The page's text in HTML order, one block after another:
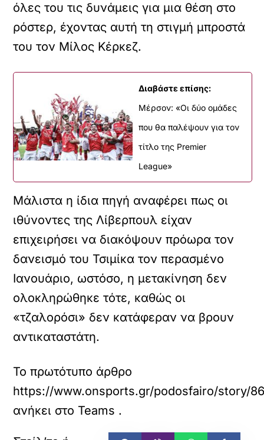
όλες του τις δυνάμεις για μια θέση στο
ρόστερ, έχοντας αυτή τη στιγμή μπροστά
του τον Μίλος Κέρκεζ.
Διαβάστε επίσης:
Μέρσον: «Οι δύο ομάδες
που θα παλέψουν για τον
τίτλο της Premier
League»
Μάλιστα η ίδια πηγή αναφέρει πως οι
ιθύνοντες της Λίβερπουλ είχαν
επιχειρήσει να διακόψουν πρόωρα τον
δανεισμό του Τσιμίκα τον περασμένο
Ιανουάριο, ωστόσο, η μετακίνηση δεν
ολοκληρώθηκε τότε, καθώς οι
«τζαλορόσι» δεν κατάφεραν να βρουν
αντικαταστάτη.
Το πρωτότυπο άρθρο
https://www.onsports.gr/podosfairo/story/
ανήκει στο Teams .